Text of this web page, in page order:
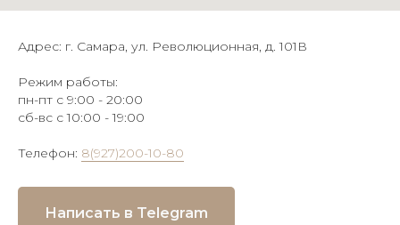
Адрес: г. Самара, ул. Революционная, д. 101В
Режим работы:
пн-пт с 9:00 - 20:00
сб-вс с 10:00 - 19:00
Телефон: 8(927)200-10-80
Написать в Telegram